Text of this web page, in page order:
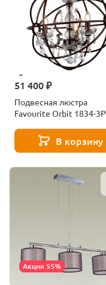
51 400 ₽
Подвесная люстра
Favourite Orbit 1834-3P
В корзину
Акция 55%